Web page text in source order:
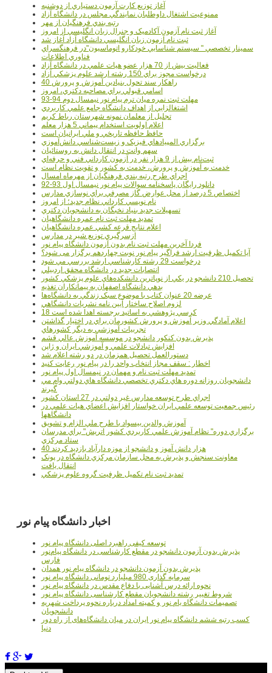
آغاز توزيع کارت آزمون دستياري از دوشنبه
ممنوعيت اشتغال داوطلبان نمايندگي مجلس در دانشگاه آزاد
رتبه بندي فرهنگيان از مهر
آغاز ثبت نام آزمون آکادميک و جنرال زبان انگليسي از امروز
ثبت نام آزمون زبان انگليسي دانشگاه آزاد آغاز شد
سمينار تخصصي " سيستم شناسايي خودکارو اتوماسيون"در فرهنگسراي
فناوري اطلاعات
فعاليت بيش از 70 هزار عضو هيات علمي در دانشگاه آزاد
درخواست مجوز براي 150 رشته ارشد علوم پزشکي آزاد
40 راهکار سند تحول بنيادين آموزش و پرورش
اسامي قبولي براي مصاحبه دکتري، امروز
مهلت ثبت نمره میان ترم پیام نور نیمسال دوم 94-93
اشتغالزايي از اهداف دانشگاه جامع علمي کاربردي
تجليل از معلمان نمونه شهرستان رباط کريم
اعلام اولويت استخدام پيماني 5 هزار معلم
حافظ حافظه تاريخي و ملي ايرانيان است
برگزاري المپيادهاي فيزيک و زيست‌شناسي دانش‌آموزي
سهم وانت در انتقال دانش به روستائيان
ثبت‌نام بيش از 9 هزار نفر در آزمون کارداني فني و حرفه‌اي
خدمت به آموزش و پرورش، خدمت به کشور و تقويت نظام است
اجراي طرح رتبه بندي فرهنگيان از مهرماه امسال
دانلود رایگان پاسخنامه سوالات پیام نور نیمسال اول 93-92
اختصاص 5 درصد از محل عوارض گاز مصرفي براي نوسازي مدارس
نام نويسي کارداني نظام جديد؛ از امروز
تسهيلات جديد بنياد نخبگان به دانشجويان دکتري
تمديد مهلت ثبت نام عمره دانشگاهيان
اعلام نتايج قرعه کشي عمره دانشگاهيان
ازسرگيري توزيع شير در مدارس
فردا آخرین مهلت ثبت نام بدون آزمون دانشگاه پیام نور
آیا تکمیل ظرفیت ارشد فراگیر پیام نور نوبت چهاردهم برگزار می شود؟
درخواست 29 رشته کارشناسي ارشد بررسي مي شود
انتصابات جديد در دانشگاه محقق اردبيلي
تحصيل 210 دانشجو در يکي از نوپاترين دانشکده‌هاي علوم پزشکي کشور
بدهي دانشگاه اصفهان به پيمانکاران تغذيه
عرضه 20 عنوان کتاب با موضوع سبک زندگي به دانشگاه‌ها
لزوم اصلاح ساختار آيين نامه نشريات دانشگاهي
18 کرسي پژوهشي به اساتيد برجسته اهدا شده است
اعلام آمادگي وزير آموزش و پرورش کشورمان براي در اختيار گذاشتن
تجربيات آموزشي به ديگر کشورهاي
پذيرش بدون کنکور دانشجو در موسسه آموزش عالي قشم
افزايش تبادلات علمي و آموزشي ايران و ژاپن
دستورالعمل تحصیل همزمان در دو رشته اعلام شد
اخطار : سقف مجاز انتخاب واحد را در پیام نور رعایت کنید
تمدید مهلت ثبت نام و مهمان در نیمسال اول پیام نور
دانشجويان روزانه دوره هاي دكتري تخصصي دانشگاه هاي دولتي وام مي
گيرند
اجراي طرح توسعه مدارس غير دولتي در 27 استان کشور
رئيس جمعيت توسعه علمي ايران خواستار افزايش اعضاي هيات علمي در
دانشگاهها
آموزش والدين بيسواد با طرح ملي الزام و تشويق
برگزاري دوره" نظام آموزش علمي كاربردي كشور اتريش" براي مدرسان
ستاد مرکزي
40 هزار دانش آموز و دانشجو از موزه دارآباد بازديد کردند
معاونت سنجش و پذيرش به محل سازمان مرکزي دانشگاه در پونک
انتقال يافت
تمديد ثبت نام تکميل ظرفيت گروه علوم پزشکي
اخبار دانشگاه پیام نور
توسعه کیفی راهبرد اصلی دانشگاه پیام نور
پذیرش بدون آزمون دانشجو در مقطع کارشناسی در دانشگاه پیام‌نور
فارس
پذیرش بدون آزمون دانشجو در دانشگاه پیام نور همدان
سرمایه گذاری 980 میلیارد تومانی دانشگاه پیام نور
نحوه ارائه درس آشنایی با دفاع مقدس در دانشگاه پیام نور
شروط تغییر رشته دانشجویان مقطع کارشناسی دانشگاه پیام نور
تصمیمات دانشگاه یام نور و کمیته امداد درباره نحوه پرداخت شهریه
دانشجویان
کسب رتبه ششم دانشگاه پیام نور ایران در میان دانشگاه‌های از راه دور
دنیا